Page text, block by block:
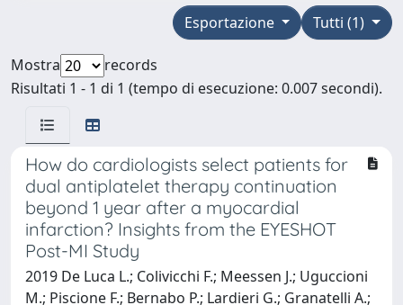
Tutti (1)
Esportazione
Mostra
records
Risultati 1 - 1 di 1 (tempo di esecuzione: 0.007 secondi).
How do cardiologists select patients for
dual antiplatelet therapy continuation
beyond 1 year after a myocardial
infarction? Insights from the EYESHOT
Post-MI Study
2019 De Luca L.; Colivicchi F.; Meessen J.; Uguccioni
M.; Piscione F.; Bernabo P.; Lardieri G.; Granatelli A.;